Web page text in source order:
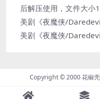
后解压使用，文件大小
美剧《夜魔侠/
美剧《夜魔侠/
Copyright © 2000 花椒